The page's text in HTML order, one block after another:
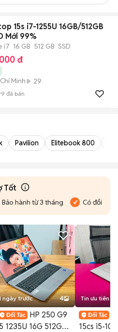
15s i7-1255U 16GB/512GB
Mới 99%
i7 16 GB 512 GB SSD
đ
Minh 29
đã bán
Pavilion Elitebook 800
Tốt
Bảo hành từ 3 tháng Có đổi trả
ngày trước 4
HP 250 G9
1235U 16G 512G
Tin ưu tiên
15cs i5-